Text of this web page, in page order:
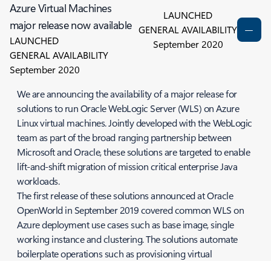
Azure Virtual Machines
major release now available
LAUNCHED
GENERAL AVAILABILITY
September 2020
LAUNCHED
GENERAL AVAILABILITY
September 2020
We are announcing the availability of a major release for
solutions to run Oracle WebLogic Server (WLS) on Azure
Linux virtual machines. Jointly developed with the WebLogic
team as part of the broad ranging partnership between
Microsoft and Oracle, these solutions are targeted to enable
lift-and-shift migration of mission critical enterprise Java
workloads.
The first release of these solutions announced at Oracle
OpenWorld in September 2019 covered common WLS on
Azure deployment use cases such as base image, single
working instance and clustering. The solutions automate
boilerplate operations such as provisioning virtual